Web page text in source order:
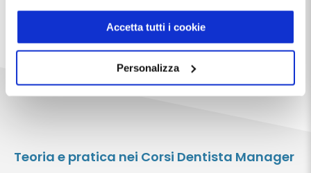
indirizzo:dentistamanager.it/contatti-dentista-
Chiudendo questo banner tramite apposita X in alto a
Accetta tutti i cookie
Personalizza
E’ possibile prendere parte ai corsi singoli oppure richiedere
un preventivo personalizzato per partecipare a tutti i corsi.
Teoria e pratica nei Corsi Dentista Manager